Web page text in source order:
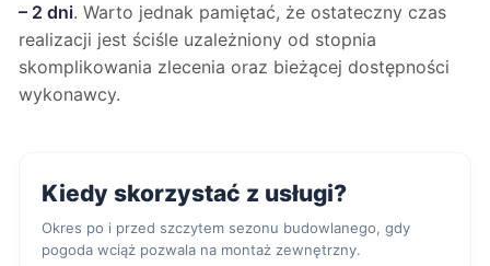
– 2 dni. Warto jednak pamiętać, że ostateczny czas
realizacji jest ściśle uzależniony od stopnia
skomplikowania zlecenia oraz bieżącej dostępności
wykonawcy.
Kiedy skorzystać z usługi?
Okres po i przed szczytem sezonu budowlanego, gdy
pogoda wciąż pozwala na montaż zewnętrzny.